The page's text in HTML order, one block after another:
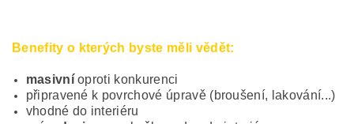
Benefity o kterých byste měli vědět:
masivníoproti konkurenci
připravené k povrchové úpravě (broušení, lakování...)
vhodné do interiéru